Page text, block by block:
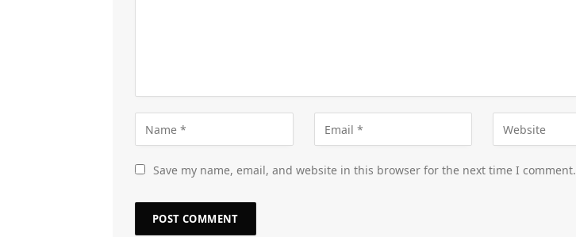
Save my name, email, and website in this browser for the next time I comment.